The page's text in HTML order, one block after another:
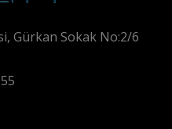
Gürkan Sokak No:2/6